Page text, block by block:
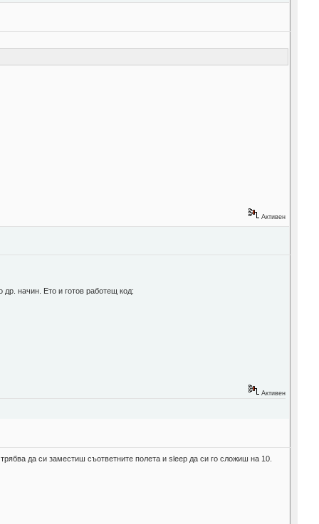
Активен
начин. Ето и готов работещ код:
Активен
да си заместиш съответните полета и sleep да си го сложиш на 10.